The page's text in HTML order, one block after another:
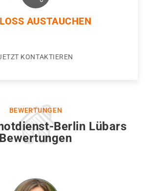
AUSTAUCHEN
KONTAKTIEREN
BEWERTUNGEN
Berlin Lübars
Bewertungen